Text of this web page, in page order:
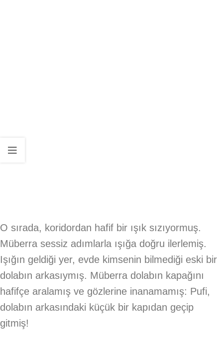
O sırada, koridordan hafif bir ışık sızıyormuş.
Müberra sessiz adımlarla ışığa doğru ilerlemiş.
Işığın geldiği yer, evde kimsenin bilmediği eski bir
dolabın arkasıymış. Müberra dolabın kapağını
hafifçe aralamış ve gözlerine inanamamış: Pufi,
dolabın arkasındaki küçük bir kapıdan geçip
gitmiş!